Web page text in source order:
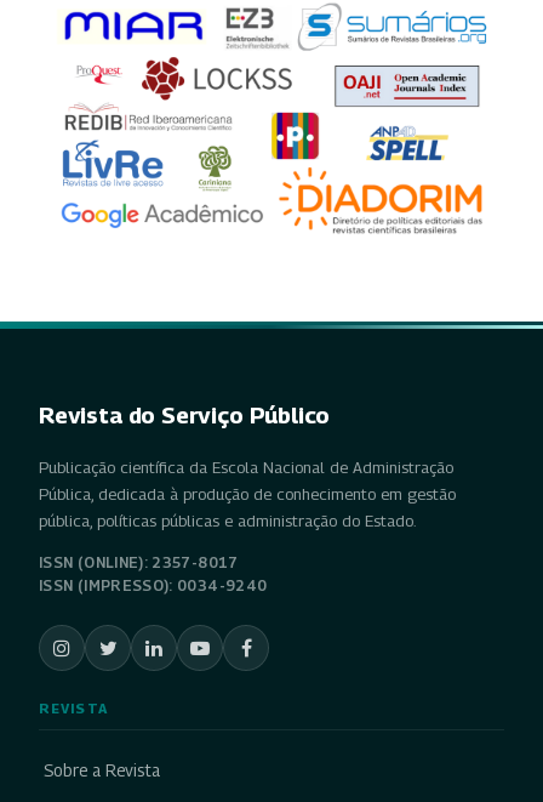
Revista do Serviço Público
Publicação científica da Escola Nacional de Administração
Pública, dedicada à produção de conhecimento em gestão
pública, políticas públicas e administração do Estado.
ISSN (ONLINE): 2357-8017
ISSN (IMPRESSO): 0034-9240
REVISTA
Sobre a Revista